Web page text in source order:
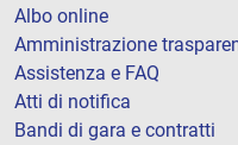
Albo online
Amministrazione
Assistenza e FAQ
Atti di notifica
Bandi di gara e contratti